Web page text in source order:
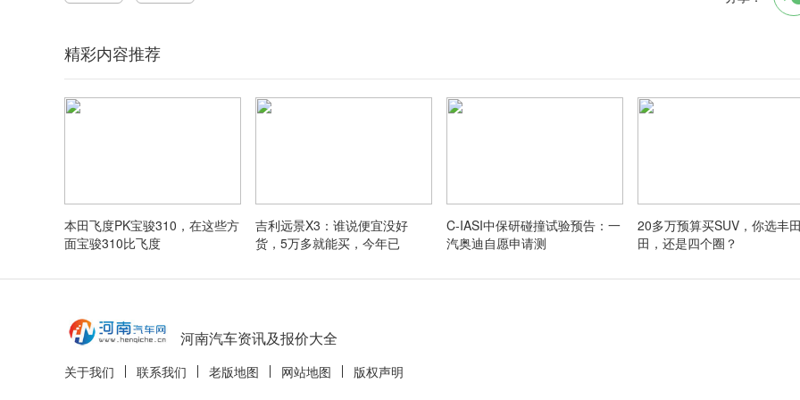
精彩内容推荐
本田飞度PK宝骏310，在这些方
面宝骏310比飞度
吉利远景X3：谁说便宜没好
货，5万多就能买，今年已
C-IASI中保研碰撞试验预告：一
汽奥迪自愿申请测
20多万预算买SUV，你选丰
田，还是四个圈？
河南汽车资讯及报价大全
关于我们 联系我们 老版地图 网站地图 版权声明